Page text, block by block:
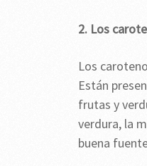
2. Los
Los
Están
frutas y
verdura, la
buena